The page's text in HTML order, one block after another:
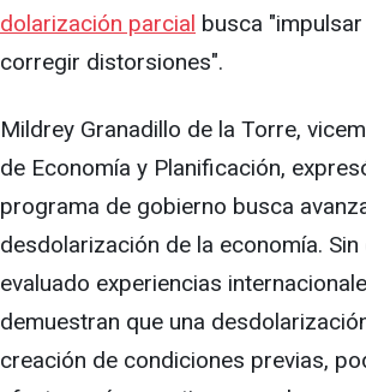
dolarización parcial busca
corregir distorsiones".
Mildrey Granadillo de la Torre,
de Economía y Planificación,
programa de gobierno busca
desdolarización de la economía.
evaluado experiencias
demuestran que una
creación de condiciones previas,